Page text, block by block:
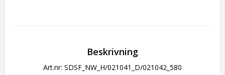
Beskrivning
Art.nr: SDSF_NW_H/021041_D/021042_580